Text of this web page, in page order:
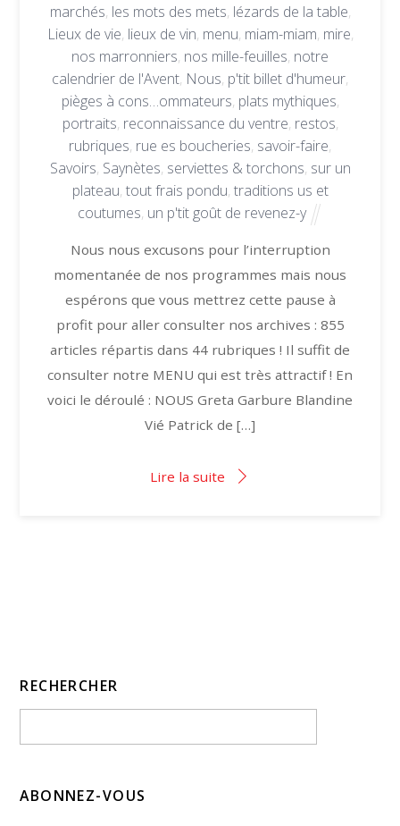
marchés, les mots des mets, lézards de la table,
Lieux de vie, lieux de vin, menu, miam-miam, mire,
nos marronniers, nos mille-feuilles, notre
calendrier de l'Avent, Nous, p'tit billet d'humeur,
pièges à cons…ommateurs, plats mythiques,
portraits, reconnaissance du ventre, restos,
rubriques, rue es boucheries, savoir-faire,
Savoirs, Saynètes, serviettes & torchons, sur un
plateau, tout frais pondu, traditions us et
coutumes, un p'tit goût de revenez-y
Nous nous excusons pour l’interruption
momentanée de nos programmes mais nous
espérons que vous mettrez cette pause à
profit pour aller consulter nos archives : 855
articles répartis dans 44 rubriques ! Il suffit de
consulter notre MENU qui est très attractif ! En
voici le déroulé : NOUS Greta Garbure Blandine
Vié Patrick de […]
Lire la suite
RECHERCHER
ABONNEZ-VOUS